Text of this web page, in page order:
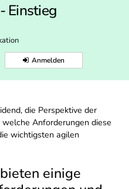
Einstieg
Anmelden
die Perspektive der
Anforderungen diese
wichtigsten agilen
einige